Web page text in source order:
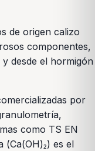
de origen calizo
componentes,
desde el hormigón
por
como TS EN
(Ca(OH)₂) es el